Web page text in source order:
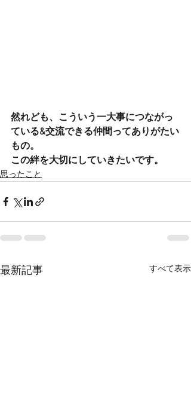
然れども、こういう一大事につながっ
ている&交流できる仲間ってありがたい
もの。
この絆を大切にしていきたいです。
思ったこと
最新記事 すべて表示